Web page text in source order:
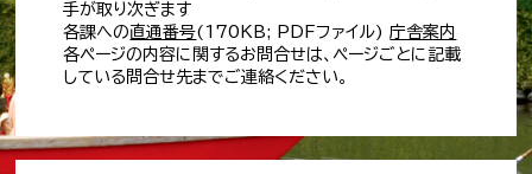
手が取り次ぎます
各課への直通番号(170KB; PDFファイル)庁舎案内
各ページの内容に関するお問合せは、ページごとに記載
している問合せ先までご連絡ください。